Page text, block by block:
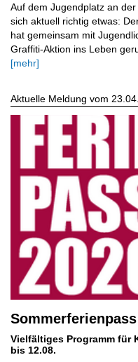
Auf dem Jugendplatz an
sich aktuell richtig etwas:
hat gemeinsam mit
Graffiti-Aktion ins Leben
[mehr]
Vielfältiges Programm für
bis 12.08.
Aktuelle Meldung vom